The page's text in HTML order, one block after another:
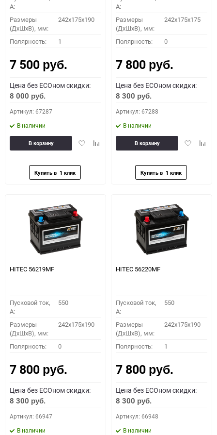
A:
Размеры
(ДхШхВ), мм:
242x175x190
Полярность: 1
7 500 руб.
Цена без ECOном скидки:
8 000 руб.
Артикул: 67287
В наличии
ДобавитьДобавить
В корзину
A:
Размеры
(ДхШхВ), мм:
242x175x175
Полярность: 0
7 800 руб.
Цена без ECOном скидки:
8 300 руб.
Артикул: 67288
В наличии
Добавить
В корзину
HITEC 56219MF
Пусковой ток,
A:
550
Размеры
(ДхШхВ), мм:
242x175x190
Полярность: 0
7 800 руб.
Цена без ECOном скидки:
8 300 руб.
Артикул: 66947
В наличии
HITEC 56220MF
Пусковой ток,
A:
550
Размеры
(ДхШхВ), мм:
242x175x190
Полярность: 1
7 800 руб.
Цена без ECOном скидки:
8 300 руб.
Артикул: 66948
В наличии